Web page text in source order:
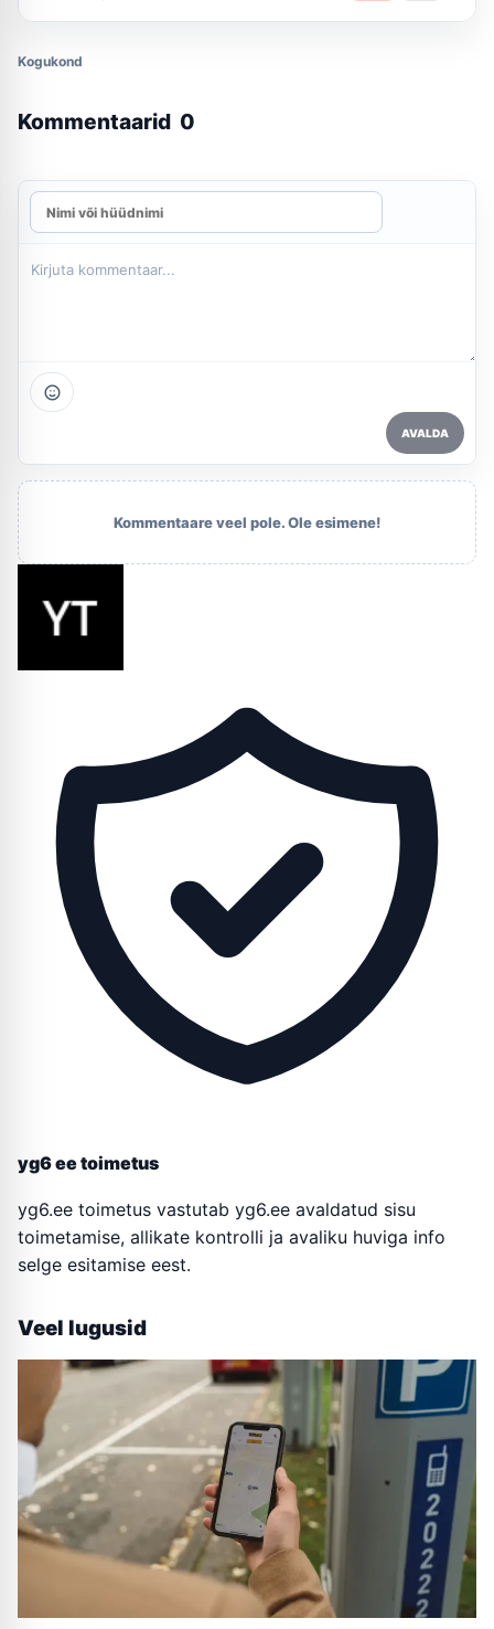
Kogukond
Kommentaarid 0
AVALDA
Kommentaare veel pole. Ole esimene!
yg6 ee toimetus
yg6.ee toimetus vastutab yg6.ee avaldatud sisu
toimetamise, allikate kontrolli ja avaliku huviga info
selge esitamise eest.
Veel lugusid